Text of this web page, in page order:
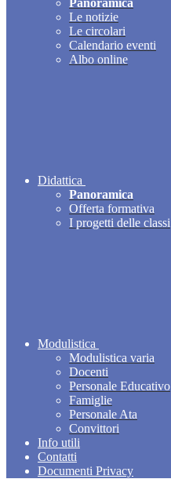
Panoramica
Le notizie
Le circolari
Calendario eventi
Albo online
Didattica
Panoramica
Offerta formativa
I progetti delle classi
Modulistica
Modulistica varia
Docenti
Personale Educativo
Famiglie
Personale Ata
Convittori
Info utili
Contatti
Documenti Privacy